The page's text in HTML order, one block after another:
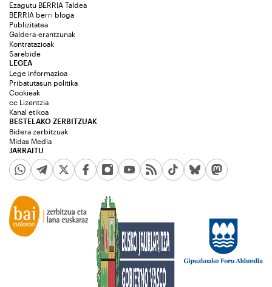
Ezagutu BERRIA Taldea
BERRIA berri bloga
Publizitatea
Galdera-erantzunak
Kontratazioak
Sarebide
JARRAITU
LEGEA
Lege informazioa
Pribatutasun politika
Cookieak
cc Lizentzia
Kanal etikoa
BESTELAKO ZERBITZUAK
Bidera zerbitzuak
Midas Media